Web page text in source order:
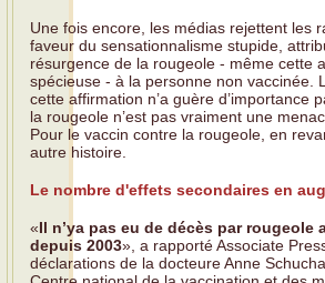
Une fois encore, les médias rejettent les
faveur du sensationnalisme stupide,
résurgence de la rougeole - même cette
spécieuse - à la personne non vaccinée.
cette affirmation n’a guère d’importance
la rougeole n’est pas vraiment une
Pour le vaccin contre la rougeole, en
autre histoire.
Le nombre d'effets secondaires en
«Il n’ya pas eu de décès par rougeole
depuis 2003», a rapporté Associate
déclarations de la docteure Anne